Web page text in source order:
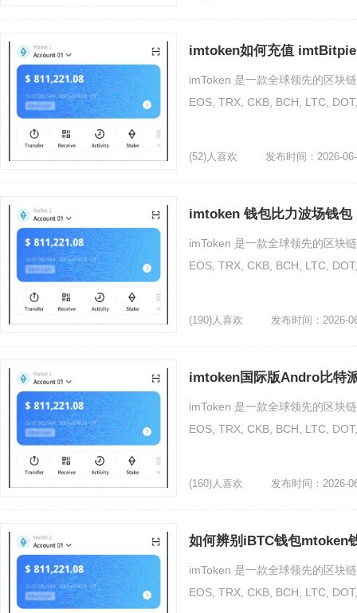
imtoken如何充值 imtBitpie
imToken 是一款全球领先的区块
EOS, TRX, CKB, BCH, LTC,
(52)人喜欢 发布时间：2026-
imtoken 钱包比力波场钱
imToken 是一款全球领先的区块
EOS, TRX, CKB, BCH, LTC,
(190)人喜欢 发布时间：2026-
imtoken国际版Andro比特
imToken 是一款全球领先的区块
EOS, TRX, CKB, BCH, LTC,
(160)人喜欢 发布时间：2026-
如何辨别iBTC钱包mtoken
imToken 是一款全球领先的区块
EOS, TRX, CKB, BCH, LTC,